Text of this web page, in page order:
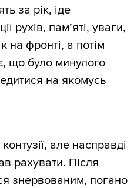
за рік, іде
рухів, пам’яті, уваги,
на фронті, а потім
що було минулого
на якомусь
але насправді
рахувати. Після
знервованим, погано